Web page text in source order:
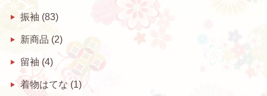
振袖 (83)
新商品 (2)
留袖 (4)
着物はてな (1)